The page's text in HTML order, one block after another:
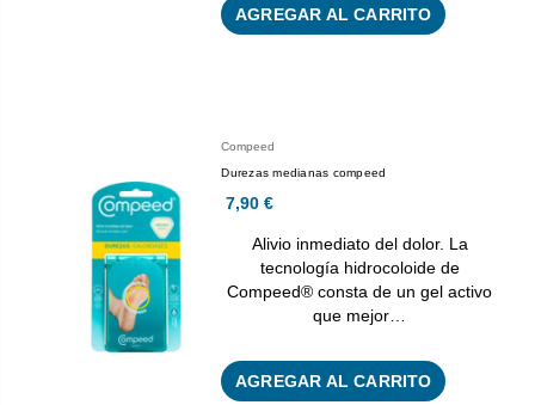
AGREGAR AL CARRITO
Compeed
Durezas medianas compeed
7,90 €
Alivio inmediato del dolor. La
tecnología hidrocoloide de
Compeed® consta de un gel activo
que mejor…
AGREGAR AL CARRITO